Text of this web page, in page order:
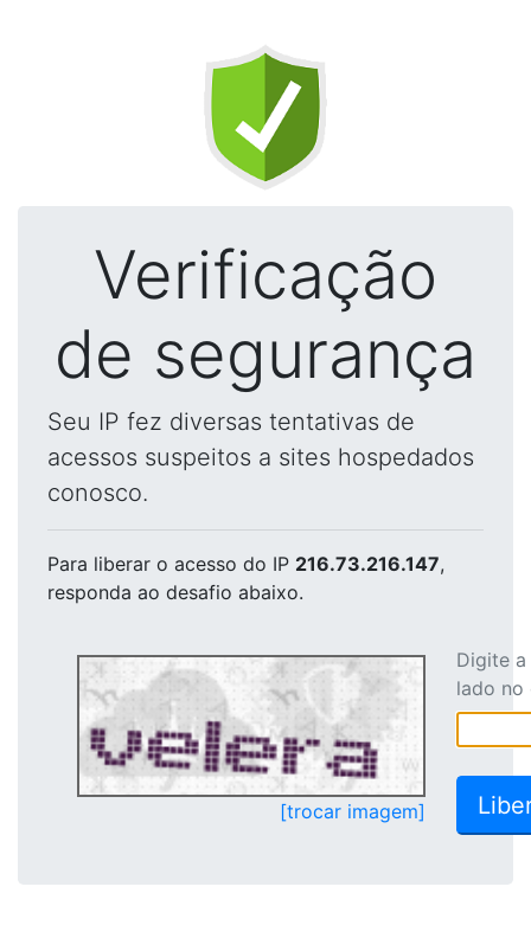
Verificação
de segurança
Seu IP fez diversas tentativas de
acessos suspeitos a sites hospedados
conosco.
Para liberar o acesso do IP 216.73.216.147,
responda ao desafio abaixo.
[trocar imagem]
Digite
lado no